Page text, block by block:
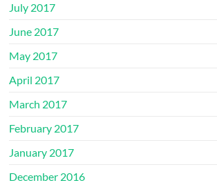
July 2017
June 2017
May 2017
April 2017
March 2017
February 2017
January 2017
December 2016